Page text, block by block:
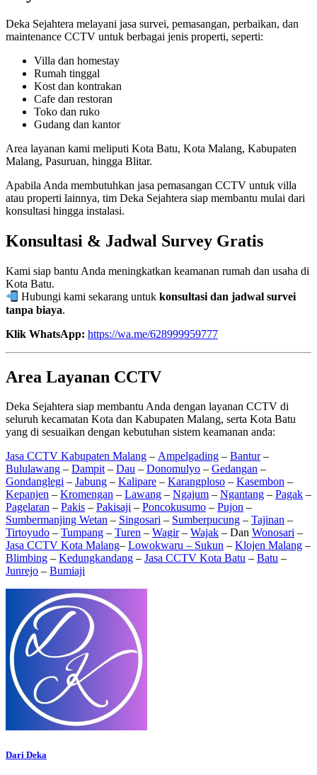
Deka Sejahtera melayani jasa survei, pemasangan, perbaikan, dan
maintenance CCTV untuk berbagai jenis properti, seperti:
Villa dan homestay
Rumah tinggal
Kost dan kontrakan
Cafe dan restoran
Toko dan ruko
Gudang dan kantor
Area layanan kami meliputi Kota Batu, Kota Malang, Kabupaten
Malang, Pasuruan, hingga Blitar.
Apabila Anda membutuhkan jasa pemasangan CCTV untuk villa
atau properti lainnya, tim Deka Sejahtera siap membantu mulai dari
konsultasi hingga instalasi.
Konsultasi & Jadwal Survey Gratis
Kami siap bantu Anda meningkatkan keamanan rumah dan usaha di
Kota Batu.
Hubungi kami sekarang untukkonsultasi dan jadwal survei
tanpa biaya.
Klik WhatsApp: https://wa.me/628999959777
Area Layanan CCTV
Deka Sejahtera siap membantu Anda dengan layanan CCTV di
seluruh kecamatan Kota dan Kabupaten Malang, serta Kota Batu
yang di sesuaikan dengan kebutuhan sistem keamanan anda:
Jasa CCTV Kabupaten Malang – Ampelgading – Bantur–
Bululawang – Dampit– Dau – Donomulyo – Gedangan –
Gondanglegi – Jabung – Kalipare – Karangploso – Kasembon –
Kepanjen – Kromengan – Lawang – Ngajum – Ngantang – Pagak –
Pagelaran – Pakis – Pakisaji – Poncokusumo – Pujon –
Sumbermanjing Wetan – Singosari – Sumberpucung – Tajinan –
Tirtoyudo – Tumpang – Turen – Wagir– Wajak – Dan Wonosari –
Jasa CCTV Kota Malang– Lowokwaru – Sukun – Klojen Malang –
Blimbing – Kedungkandang – Jasa CCTV Kota Batu – Batu –
Junrejo – Bumiaji
Dari Deka